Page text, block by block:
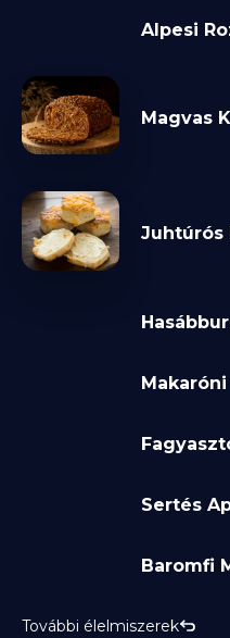
Alpesi
Magvas
Juhtúrós
Sertés
Baromfi
További élelmiszerek